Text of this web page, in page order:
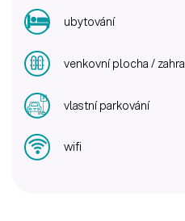
ubytování
venkovní plocha /
vlastní parkování
wifi